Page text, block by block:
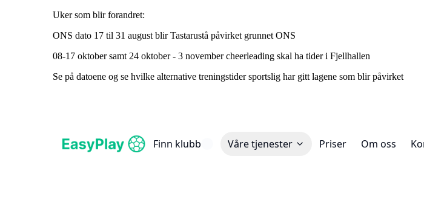
Uker som blir forandret:
ONS dato 17 til 31 august blir Tastarustå påvirket grunnet ONS
08-17 oktober samt 24 oktober - 3 november cheerleading skal ha tider i Fjellhallen
Se på datoene og se hvilke alternative treningstider sportslig har gitt lagene som blir påvirket